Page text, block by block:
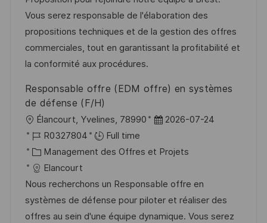
i
s
a
t
o
’
a
f
f
c
r
e
n
c
d
o
t
é
g
o
e
Vous serez responsable de l'élaboration des
propositions techniques et de la gestion des offres
commerciales, tout en garantissant la profitabilité et
la conformité aux procédures.
Responsable offre (EDM offre) en systèmes
de défense (F/H)
o
c
a
l
i
s
Élancourt, Yvelines, 78990
D
t
d
’
a
2026-07-24
R
é
f
é
r
e
R0327804
Full time
C
a
t
é
g
Management des Offres et Projets
Elancourt
Nous recherchons un Responsable offre en
systèmes de défense pour piloter et réaliser des
offres au sein d'une équipe dynamique. Vous serez